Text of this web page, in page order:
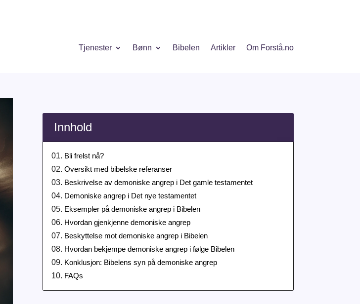
Tjenester Bønn Bibelen Artikler Om Forstå.no
Innhold
Bli frelst nå?
Oversikt med bibelske referanser
Beskrivelse av demoniske angrep i Det gamle testamentet
Demoniske angrep i Det nye testamentet
Eksempler på demoniske angrep i Bibelen
Hvordan gjenkjenne demoniske angrep
Beskyttelse mot demoniske angrep i Bibelen
Hvordan bekjempe demoniske angrep i følge Bibelen
Konklusjon: Bibelens syn på demoniske angrep
FAQs